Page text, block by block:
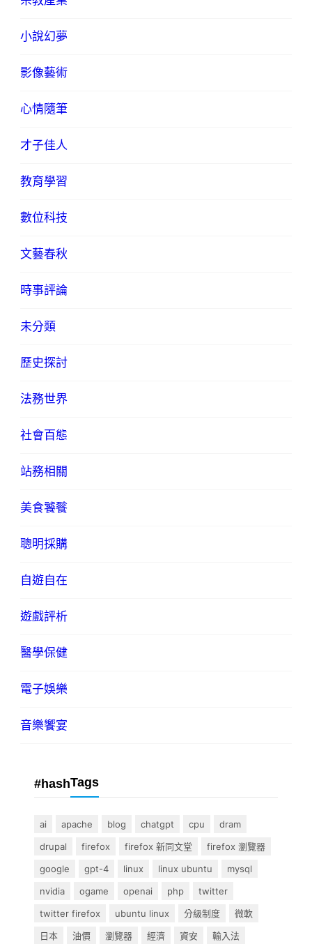
小說幻夢
影像藝術
心情隨筆
才子佳人
教育學習
數位科技
文藝春秋
時事評論
未分類
歷史探討
法務世界
社會百態
站務相關
美食饕餮
聰明採購
自遊自在
遊戲評析
醫學保健
電子娛樂
音樂饗宴
#hashTags
ai apache blog chatgpt cpu
dram
drupal
firefox firefox 新同文堂
firefox 瀏覽器
google
gpt-4 linux linux ubuntu
mysql
nvidia
ogame openai php
twitter
twitter firefox
ubuntu linux 分級制度
微軟
日本
油價 瀏覽器 經濟 資安 輸入法